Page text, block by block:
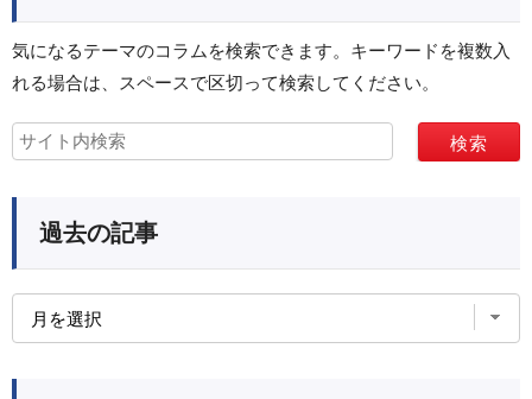
気になるテーマのコラムを検索できます。キーワードを複数入
れる場合は、スペースで区切って検索してください。
過去の記事